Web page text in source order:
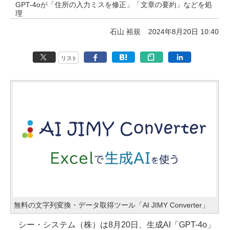
GPT-4oが「住所の入力ミスを修正」「文章の要約」などを処
理
石山 裕規 2024年8月20日 10:40
リスト
無料の文字列変換・データ取得ツール「AI JIMY Converter」
シー・システム（株）は8月20日、生成AI「GPT-4o」